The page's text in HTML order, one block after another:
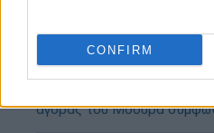
CONFIRM
αγοράς του Μόουρα